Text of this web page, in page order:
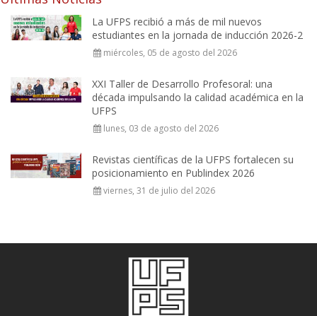
La UFPS recibió a más de mil nuevos
estudiantes en la jornada de inducción 2026-2
miércoles, 05 de agosto del 2026
XXI Taller de Desarrollo Profesoral: una
década impulsando la calidad académica en la
UFPS
lunes, 03 de agosto del 2026
Revistas científicas de la UFPS fortalecen su
posicionamiento en Publindex 2026
viernes, 31 de julio del 2026